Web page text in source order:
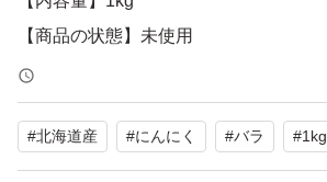
【商品の状態】未使用
【カラー】ホワイト系
よろしくお願いいたします。
#北海道産 #にんにく #バラ #1kg